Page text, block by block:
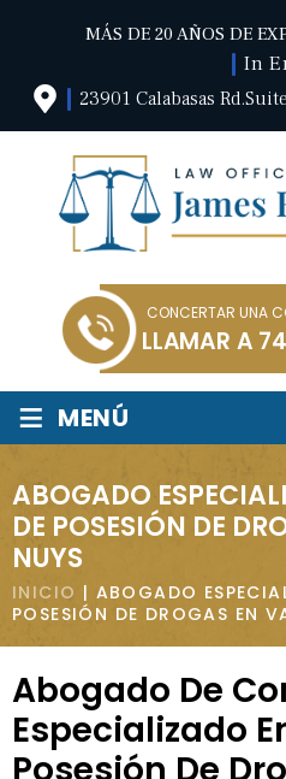
MÁS DE 20 AÑOS DE
In
23901 Calabasas
CONCERTAR UNA
LLAMAR A
≡ MENÚ
ABOGADO
DE POSESIÓN DE
NUYS
INICIO | ABOGADO
POSESIÓN DE DROGAS EN
Abogado De
Especializado
Posesión De